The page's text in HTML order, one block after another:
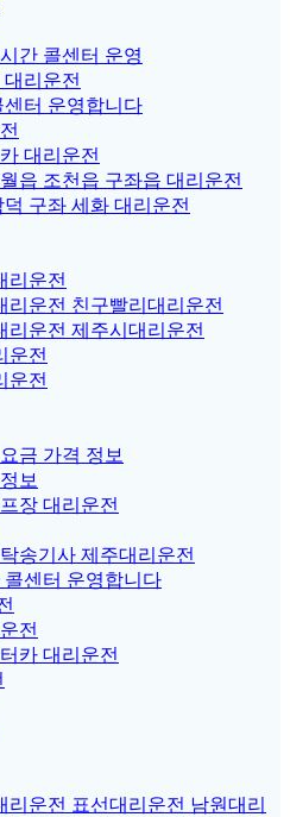
간 콜센터 운영
리운전
터 운영합니다
대리운전
읍 조천읍 구좌읍 대리운전
구좌 세화 대리운전
리운전
리운전 친구빨리대리운전
리운전 제주시대리운전
운전
운전
금 가격 정보
보
장 대리운전
송기사 제주대리운전
센터 운영합니다
전
카 대리운전
운전 표선대리운전 남원대리